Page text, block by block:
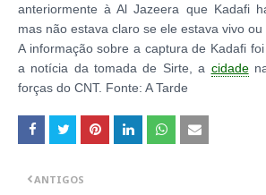
anteriormente à Al Jazeera que Kadafi
mas não estava claro se ele estava vivo ou
A informação sobre a captura de Kadafi
a notícia da tomada de Sirte, a cidade
forças do CNT. Fonte: A Tarde
ANTIGOS